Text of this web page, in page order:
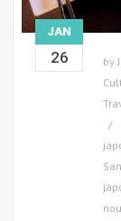
JAN
26 by